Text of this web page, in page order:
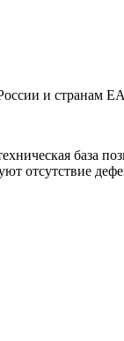
и странам
база
отсутствие